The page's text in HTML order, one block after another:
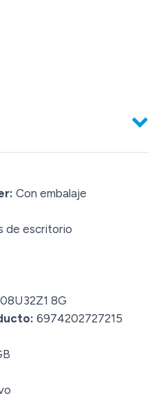
Con embalaje
de escritorio
8G
6974202727215